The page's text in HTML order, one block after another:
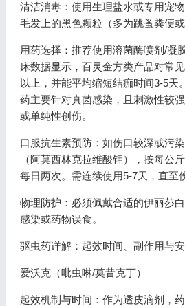
清洁消毒：使用生理盐水或专用宠
毛发上的黑色颗粒（多为跳蚤粪便或
用药选择：推荐使用溶菌酶喷剂/凝
床数据显示，百灵金方类产品对常
以上，并能平均缩短结痂时间3-5天
药主要针对真菌感染，且刺激性较
或单纯性创伤。
口服抗生素预防：如伤口较深或污
（阿莫西林克拉维酸钾），按每公
每日两次。需连续使用5-7天，直至
物理防护：必须佩戴合适的伊丽莎
感染或药物误食。
驱虫药详解：起效时间、副作用与
爱沃克（吡虫啉/莫昔克丁）
起效机制与时间：作为透皮滴剂，